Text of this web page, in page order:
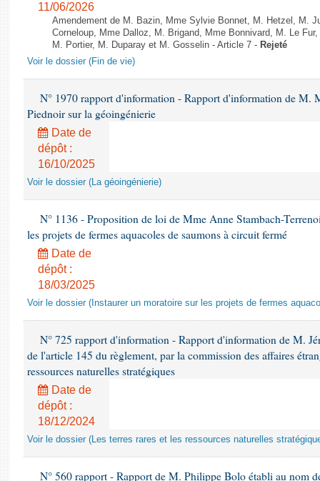
11/06/2026
Amendement de M. Bazin, Mme Sylvie Bonnet, M. Hetzel, M.
Corneloup, Mme Dalloz, M. Brigand, Mme Bonnivard, M. Le
M. Portier, M. Duparay et M. Gosselin - Article 7 - Rejeté
Voir le dossier (Fin de vie)
N° 1970 rapport d'information - Rapport d'information de M.
Piednoir sur la géoingénierie
Date de
dépôt :
16/10/2025
Voir le dossier (La géoingénierie)
N° 1136 - Proposition de loi de Mme Anne Stambach-
les projets de fermes aquacoles de saumons à circuit fermé
Date de
dépôt :
18/03/2025
Voir le dossier (Instaurer un moratoire sur les projets de fermes
N° 725 rapport d'information - Rapport d'information de M.
de l'article 145 du règlement, par la commission des affaires
ressources naturelles stratégiques
Date de
dépôt :
18/12/2024
Voir le dossier (Les terres rares et les ressources naturelles
N° 560 rapport - Rapport de M. Philippe Bolo établi au nom